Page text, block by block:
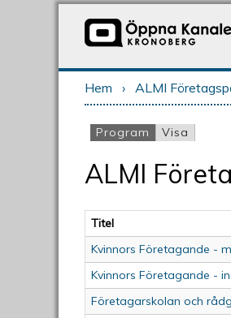
Du är här
Hem › ALMI
Primära flikar
Program (aktiv flik)
Visa
ALMI
Titel
Kvinnors Företagande -
Kvinnors Företagande -
Företagarskolan och